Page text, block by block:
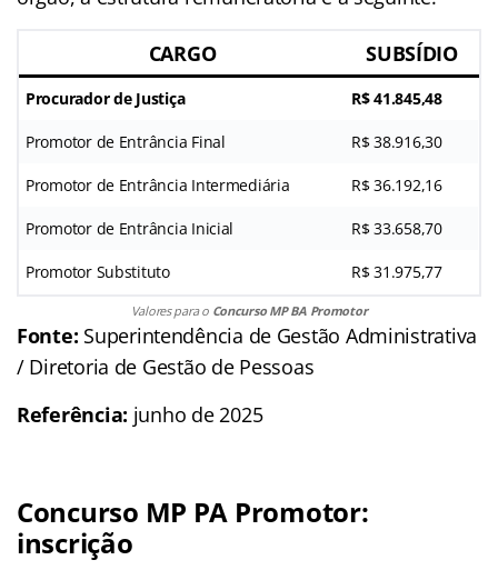
CARGO SUBSÍDIO
Procurador de Justiça R$ 41.845,48
Promotor de Entrância Final R$ 38.916,30
Promotor de Entrância Intermediária R$ 36.192,16
Promotor de Entrância Inicial R$ 33.658,70
Promotor Substituto R$ 31.975,77
Valores para o Concurso MP BA Promotor
Fonte: Superintendência de Gestão Administrativa
/ Diretoria de Gestão de Pessoas
Referência: junho de 2025
Concurso MP PA Promotor:
inscrição